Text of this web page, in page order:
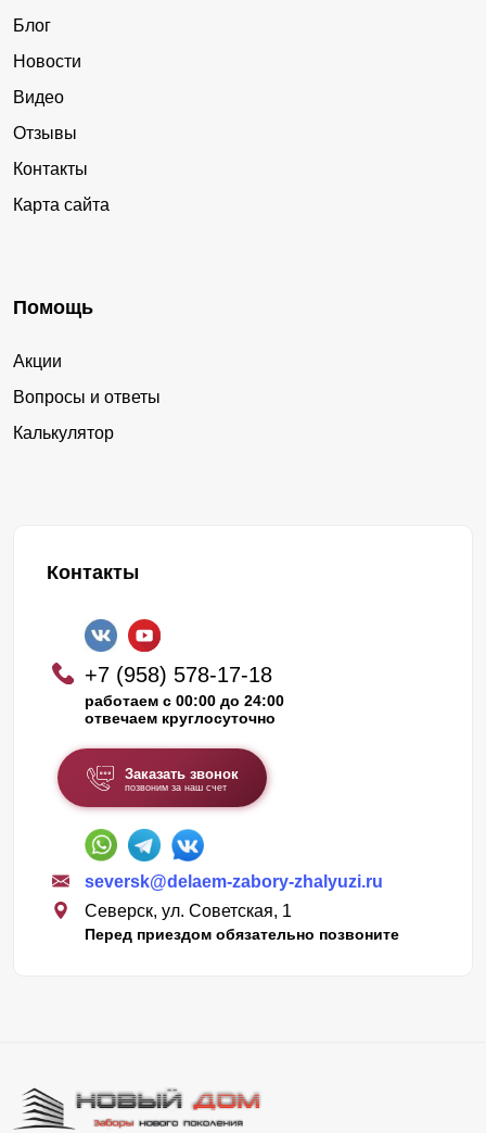
Блог
Новости
Видео
Отзывы
Контакты
Карта сайта
Помощь
Акции
Вопросы и ответы
Калькулятор
Контакты
+7 (958) 578-17-18
работаем с 00:00 до 24:00
отвечаем круглосуточно
Заказать звонок
позвоним за наш счет
seversk@delaem-zabory-zhalyuzi.ru
Северск, ул. Советская, 1
Перед приездом обязательно позвоните